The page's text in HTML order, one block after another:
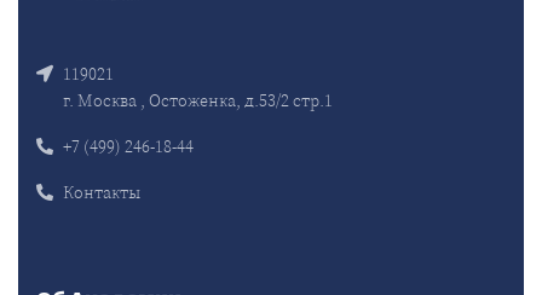
119021
г. Москва , Остоженка, д.53/2 стр.1
+7 (499) 246-18-44
Контакты